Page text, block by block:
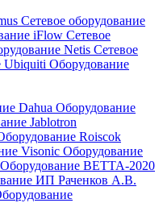
Сетевое оборудование
iFlow Сетевое
Netis Сетевое
Ubiquiti Оборудование
Dahua Оборудование
Jablotron
Roiscok
Visonic Оборудование
Оборудование ВЕТТА-2020
ИП Раченков А.В.